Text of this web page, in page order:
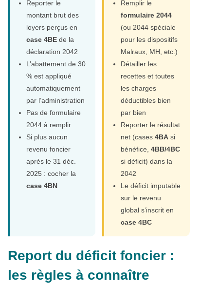
Reporter le
montant brut des
loyers perçus en
case 4BE de la
déclaration 2042
L’abattement de 30
% est appliqué
automatiquement
par l’administration
Pas de formulaire
2044 à remplir
Si plus aucun
revenu foncier
après le 31 déc.
2025 : cocher la
case 4BN
Remplir le
formulaire 2044
(ou 2044 spéciale
pour les dispositifs
Malraux, MH, etc.)
Détailler les
recettes et toutes
les charges
déductibles bien
par bien
Reporter le résultat
net (cases4BA si
bénéfice,4BB/4BC
si déficit) dans la
2042
Le déficit imputable
sur le revenu
global s’inscrit en
case 4BC
Report du déficit foncier :
les règles à connaître